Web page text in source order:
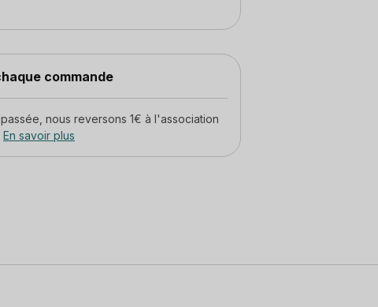
commande
nous reversons 1€ à l'association
En savoir plus